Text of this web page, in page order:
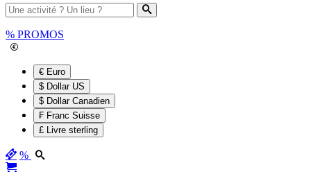
% PROMOS
€ Euro
$ Dollar US
$ Dollar Canadien
₣ Franc Suisse
£ Livre sterling
%